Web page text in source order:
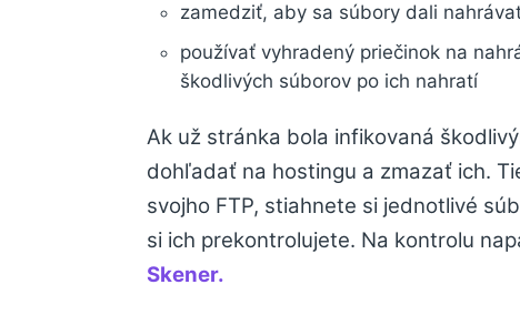
zamedziť, aby sa súbory dali
používať vyhradený priečinok na
škodlivých súborov po ich nahratí
Ak už stránka bola infikovaná
dohľadať na hostingu a zmazať ich.
svojho FTP, stiahnete si jednotlivé
si ich prekontrolujete. Na kontrolu
Skener.